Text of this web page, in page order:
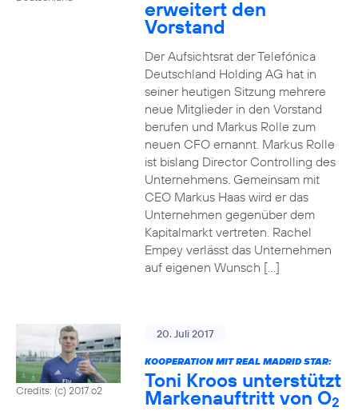
erweitert den
Vorstand
Der Aufsichtsrat der Telefónica
Deutschland Holding AG hat in
seiner heutigen Sitzung mehrere
neue Mitglieder in den Vorstand
berufen und Markus Rolle zum
neuen CFO ernannt. Markus Rolle
ist bislang Director Controlling des
Unternehmens. Gemeinsam mit
CEO Markus Haas wird er das
Unternehmen gegenüber dem
Kapitalmarkt vertreten. Rachel
Empey verlässt das Unternehmen
auf eigenen Wunsch […]
Credits: (c) 2017 o2
20. Juli 2017
KOOPERATION MIT REAL MADRID STAR:
Toni Kroos unterstützt
Markenauftritt von O2